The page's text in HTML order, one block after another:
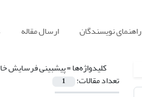
راهنمای نویسندگان ارسال مقاله
کلیدواژه‌ها =پیش‏بینی فرسایش
تعداد مقالات: 1